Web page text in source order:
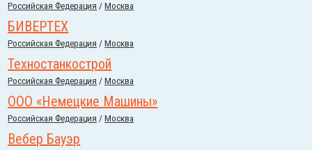
Российcкая Федерация /Москва
БИВЕРТЕХ
Российcкая Федерация /Москва
Техностанкострой
Российcкая Федерация /Москва
ООО «Немецкие Машины»
Российcкая Федерация /Москва
Вебер Бауэр